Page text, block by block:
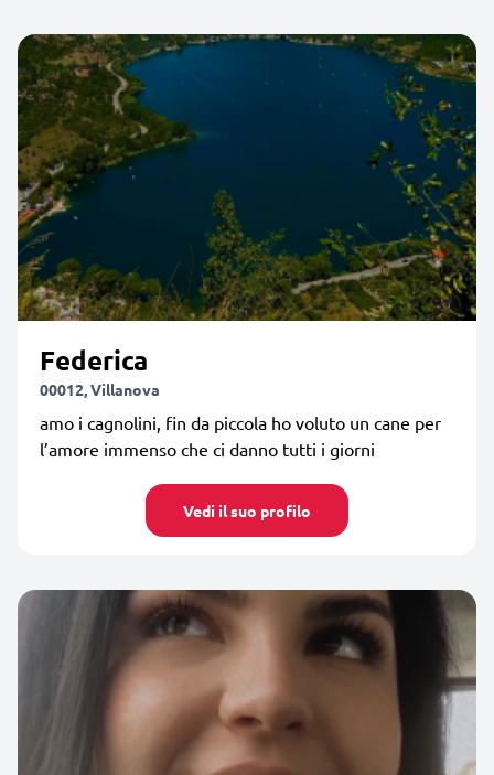
Federica
00012, Villanova
amo i cagnolini, fin da piccola ho voluto un cane per
l’amore immenso che ci danno tutti i giorni
Vedi il suo profilo